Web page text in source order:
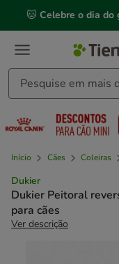
mensagem,
🐱 Celebre o dia do
Início Cães Coleiras
Dukier
Dukier Peitoral
para cães
Ver descrição